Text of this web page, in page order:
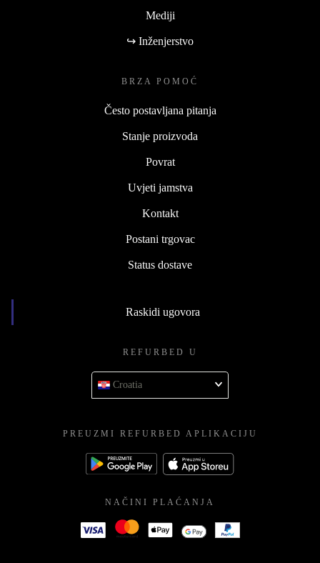
Mediji
↪ Inženjerstvo
BRZA POMOĆ
Često postavljana pitanja
Stanje proizvoda
Povrat
Uvjeti jamstva
Kontakt
Postani trgovac
Status dostave
Raskidi ugovora
REFURBED U
Croatia
PREUZMI REFURBED APLIKACIJU
NAČINI PLAĆANJA